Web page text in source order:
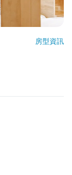
房型資訊